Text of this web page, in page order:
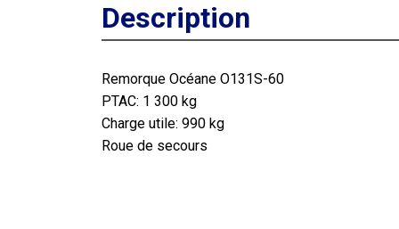
Description
Remorque Océane O131S-60
PTAC: 1 300 kg
Charge utile: 990 kg
Roue de secours